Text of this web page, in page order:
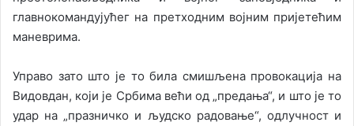
главнокомандујућег на претходним војним пријетећим
маневрима.
Управо зато што је то била смишљена провокација на
Видовдан, који је Србима већи од „предања“, и што је то
удар на „празничко и људско радовање“, одлучност и